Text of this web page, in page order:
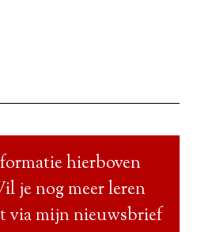
hierboven
je nog meer leren
via mijn nieuwsbrief